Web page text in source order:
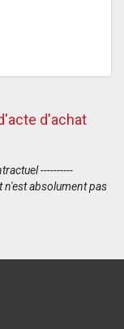
d'achat
----------
absolument pas